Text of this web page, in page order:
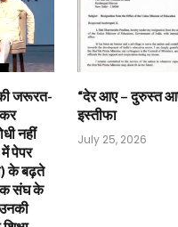
की जरूरत-
नहीं
पेपर
के बढ़ते
संघ के
“देर आए – दुरुस्त
इस्तीफा
July 25, 2026